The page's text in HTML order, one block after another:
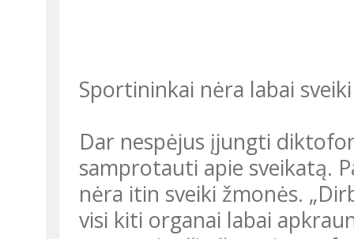
Sportininkai nėra labai sveiki
Dar nespėjus įjungti
samprotauti apie sveikatą.
nėra itin sveiki žmonės.
visi kiti organai labai